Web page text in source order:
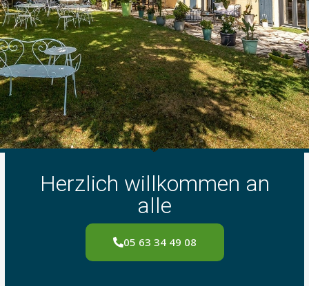
Herzlich willkommen an
alle
05 63 34 49 08